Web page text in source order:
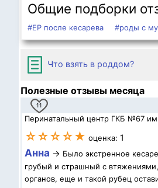
Общие подборки
#ЕР после кесарева #роды с
Что взять в роддом?
Полезные отзывы месяца
11
Перинатальный центр ГКБ №67
☆☆☆☆★ оценка: 1
Анна → Было экстренное
грубый и страшный с
органов, еще и такой рубец